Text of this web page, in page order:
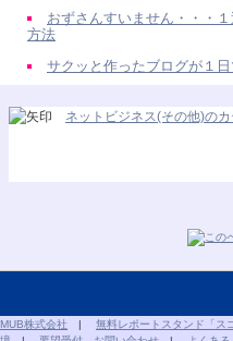
おずさんすいません・・・
方法
サクッと作ったブログが１
ネットビジネス(その他)の
MUB株式会社 | 無料レポートスタンド「ス